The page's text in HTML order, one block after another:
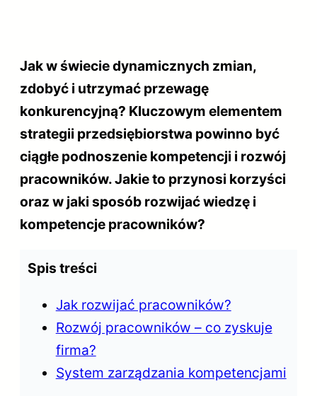
Jak w świecie dynamicznych zmian,
zdobyć i utrzymać przewagę
konkurencyjną? Kluczowym elementem
strategii przedsiębiorstwa powinno być
ciągłe podnoszenie kompetencji i rozwój
pracowników. Jakie to przynosi korzyści
oraz w jaki sposób rozwijać wiedzę i
kompetencje pracowników?
Spis treści
Jak rozwijać pracowników?
Rozwój pracowników – co zyskuje
firma?
System zarządzania kompetencjami